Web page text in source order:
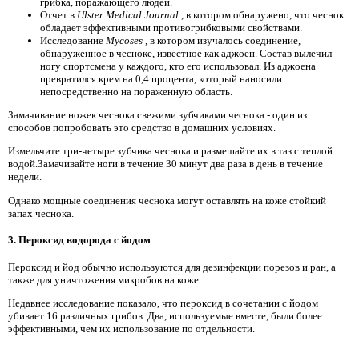
Отчет в Ulster Medical Journal , в котором обнаружено, что чеснок
обладает эффективными противогрибковыми свойствами.
Исследование Mycoses , в котором изучалось соединение,
обнаруженное в чесноке, известное как аджоен. Состав вылечил
ногу спортсмена у каждого, кто его использовал. Из аджоена
превратился крем на 0,4 процента, который наносили
непосредственно на пораженную область.
Замачивание ножек чеснока свежими зубчиками чеснока - один из
способов попробовать это средство в домашних условиях.
Измельчите три-четыре зубчика чеснока и размешайте их в таз с теплой
водой.Замачивайте ноги в течение 30 минут два раза в день в течение
недели.
Однако мощные соединения чеснока могут оставлять на коже стойкий
запах чеснока.
3. Пероксид водорода с йодом
Пероксид и йод обычно используются для дезинфекции порезов и ран, а
также для уничтожения микробов на коже.
Недавнее исследование показало, что пероксид в сочетании с йодом
убивает 16 различных грибов. Два, используемые вместе, были более
эффективными, чем их использование по отдельности.